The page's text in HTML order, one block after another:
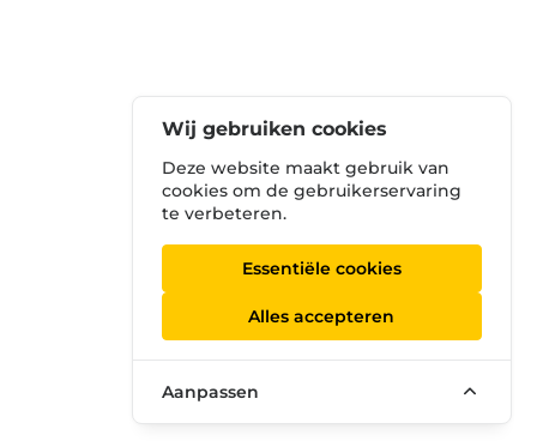
Wij gebruiken cookies
Deze website maakt gebruik van
cookies om de gebruikerservaring
te verbeteren.
Essentiële cookies
Alles accepteren
Aanpassen